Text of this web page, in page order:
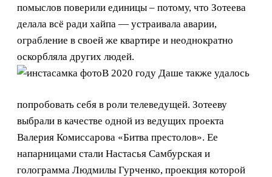
помыслов поверили единицы – потому, что Зотеева
делала всё ради хайпа — устраивала аварии,
ограбление в своей же квартире и неоднократно
оскорбляла других людей.
В 2020 году Даше также удалось
попробовать себя в роли телеведущей. Зотееву
выбрали в качестве одной из ведущих проекта
Валерия Комиссарова «Битва престолов». Ее
напарницами стали Настасья Самбурская и
голограмма Людмилы Гурченко, проекция которой